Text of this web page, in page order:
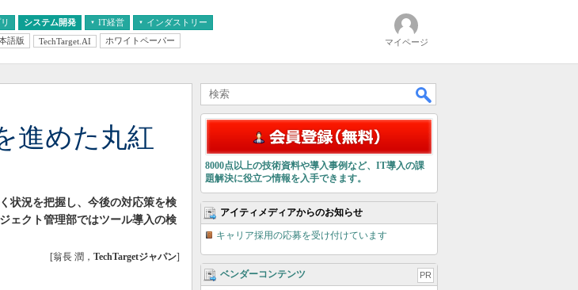
システム開発 IT経営 インダストリー
語版 TechTarget.AI ホワイトペーパー マイページ
進めた丸紅
状況を把握し、今後の対応策を検
ェクト管理部ではツール導入の検
[翁長 潤， TechTargetジャパン]
8000点以上の技術資料や導入事例など、IT導入の課
題解決に役立つ情報を入手できます。
アイティメディアからのお知らせ
キャリア採用の応募を受け付けています
ベンダーコンテンツ PR